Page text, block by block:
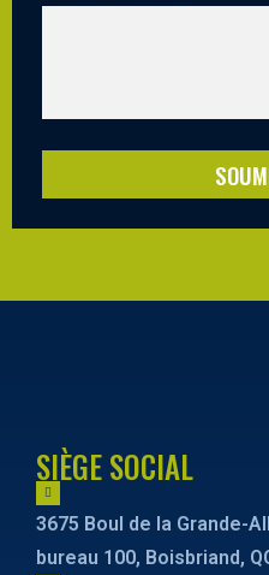
SIÈGE SOCIAL
3675 Boul de la Grande-
bureau 100, Boisbriand,